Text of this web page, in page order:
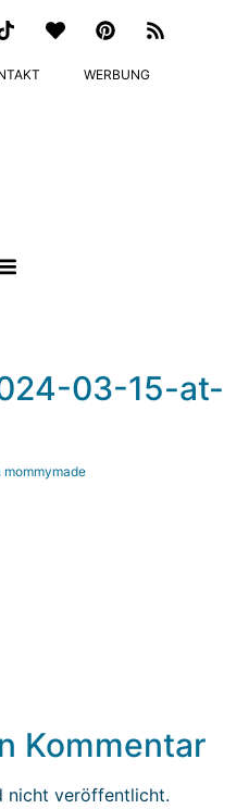
WERBUNG
03-15-at-
mommymade
Kommentar
nicht veröffentlicht.